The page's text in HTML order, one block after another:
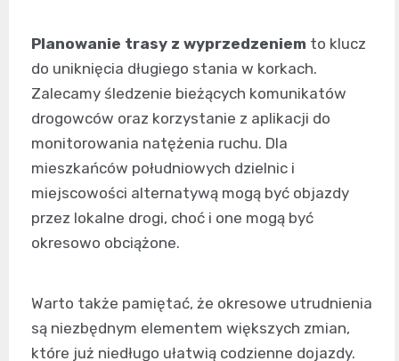
Planowanie trasy z wyprzedzeniem to klucz
do uniknięcia długiego stania w korkach.
Zalecamy śledzenie bieżących komunikatów
drogowców oraz korzystanie z aplikacji do
monitorowania natężenia ruchu. Dla
mieszkańców południowych dzielnic i
miejscowości alternatywą mogą być objazdy
przez lokalne drogi, choć i one mogą być
okresowo obciążone.
Warto także pamiętać, że okresowe utrudnienia
są niezbędnym elementem większych zmian,
które już niedługo ułatwią codzienne dojazdy.